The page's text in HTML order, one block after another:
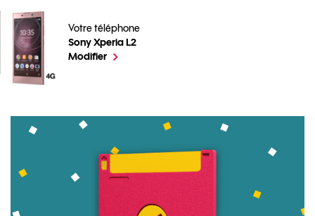
Votre téléphone
Sony Xperia L2
Toutes nos astuces en vidéo pour votre téléphone
Modifierle téléphone sélectionné